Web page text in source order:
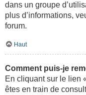
dans un groupe
plus d’informations,
forum.
Haut
Comment puis-je
En cliquant sur le lien
êtes en train de